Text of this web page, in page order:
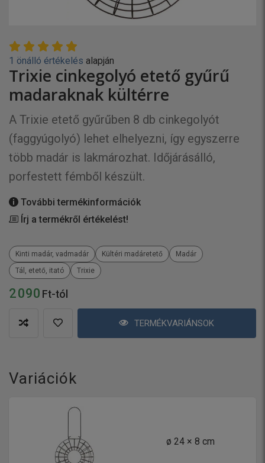
1 önálló értékelés alapján
Trixie cinkegolyó etető gyűrű
madaraknak kültérre
2 090 Ft-tól
TERMÉKVARIÁNSOK
A Trixie etető gyűrűben 8 db cinkegolyót
(faggyúgolyó) lehet elhelyezni, így egyszerre
több madár is lakmározhat. Időjárásálló,
porfestett fémből készült.
További termékinformációk
Írj a termékről értékelést!
Kinti madár, vadmadár Kültéri madáretető
Madár
Tál, etető, itató
Trixie
Variációk
ø 24 × 8 cm